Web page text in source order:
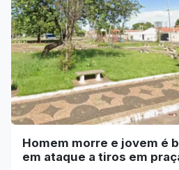
Homem morre e jovem é
em ataque a tiros em